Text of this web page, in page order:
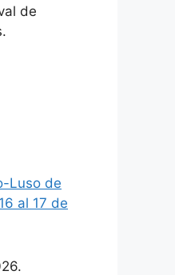
de
Luso de
al 17 de